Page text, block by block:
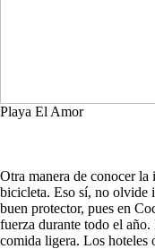
Playa El Amor
Otra manera de conocer la
bicicleta. Eso sí, no olvide
buen protector, pues en
fuerza durante todo el
comida ligera. Los hoteles